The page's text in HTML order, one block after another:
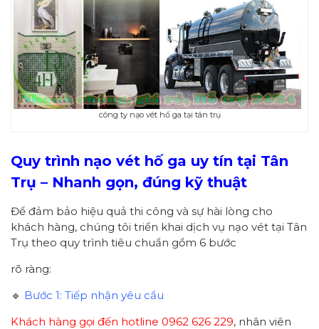
công ty nạo vét hố ga tại tân trụ
Quy trình nạo vét hố ga uy tín tại Tân
Trụ – Nhanh gọn, đúng kỹ thuật
Để đảm bảo hiệu quả thi công và sự hài lòng cho
khách hàng, chúng tôi triển khai dịch vụ nạo vét tại Tân
Trụ theo quy trình tiêu chuẩn gồm 6 bước
rõ ràng:
🔹 Bước 1: Tiếp nhận yêu cầu
Khách hàng gọi đến hotline 0962 626 229, nhân viên